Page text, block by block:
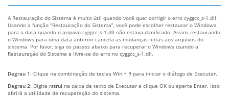
A Restauração do Sistema é muito útil quando você quer corrigir o erro cyggcc_s-1.dll.
Usando a função “Restauração do Sistema”, você pode escolher restaurar o Windows
para a data quando o arquivo cyggcc_s-1.dll não estava danificado. Assim, restaurando
o Windows para uma data anterior cancela as mudanças feitas aos arquivos do
sistema. Por favor, siga os passos abaixo para recuperar o Windows usando a
Restauração do Sistema e livre-se do erro no cyggcc_s-1.dll.
Degrau 1: Clique na combinação de teclas Win + R para iniciar o diálogo de Executar.
Degrau 2: Digite rstrui na caixa de texto de Executar e clique OK ou aperte Enter. Isso
abrirá a utilidade de recuperação do sistema.